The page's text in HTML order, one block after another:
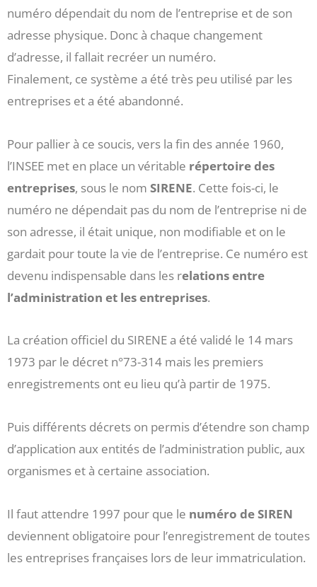
numéro dépendait du nom de l’entreprise et de son
adresse physique. Donc à chaque changement
d’adresse, il fallait recréer un numéro.
Finalement, ce système a été très peu utilisé par les
entreprises et a été abandonné.
Pour pallier à ce soucis, vers la fin des année 1960,
l’INSEE met en place un véritable répertoire des
entreprises, sous le nom SIRENE. Cette fois-ci, le
numéro ne dépendait pas du nom de l’entreprise ni de
son adresse, il était unique, non modifiable et on le
gardait pour toute la vie de l’entreprise. Ce numéro est
devenu indispensable dans les relations entre
l’administration et les entreprises.
La création officiel du SIRENE a été validé le 14 mars
1973 par le décret n°73-314 mais les premiers
enregistrements ont eu lieu qu’à partir de 1975.
Puis différents décrets on permis d’étendre son champ
d’application aux entités de l’administration public, aux
organismes et à certaine association.
Il faut attendre 1997 pour que le numéro de SIREN
deviennent obligatoire pour l’enregistrement de toutes
les entreprises françaises lors de leur immatriculation.